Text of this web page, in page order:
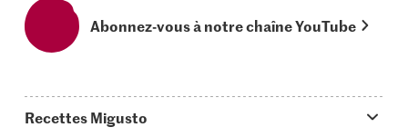
Abonnez-vous à notre chaîne YouTube
Recettes Migusto